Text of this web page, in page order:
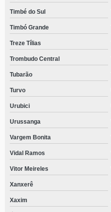
Timbé do Sul
Timbó Grande
Treze Tílias
Trombudo Central
Tubarão
Turvo
Urubici
Urussanga
Vargem Bonita
Vidal Ramos
Vitor Meireles
Xanxerê
Xaxim